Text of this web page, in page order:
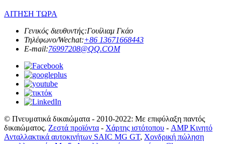
ΑΙΤΗΣΗ ΤΩΡΑ
Γενικός διευθυντής:Γουίλιαμ Γκάο
Τηλέφωνο/Wechat:+86 13671668443
E-mail:76997208@QQ.COM
© Πνευματικά δικαιώματα - 2010-2022: Με επιφύλαξη παντός
δικαιώματος. Ζεστά προϊόντα - Χάρτης ιστότοπου - AMP Κινητό
Ανταλλακτικά αυτοκινήτων SAIC MG GT, Χονδρική πώληση